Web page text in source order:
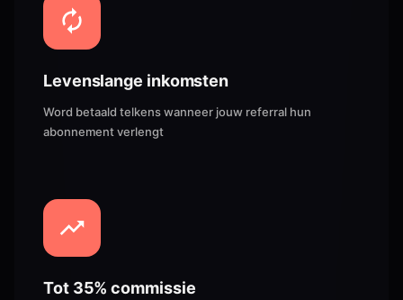
Levenslange inkomsten
Word betaald telkens wanneer jouw referral hun
abonnement verlengt
Tot 35% commissie